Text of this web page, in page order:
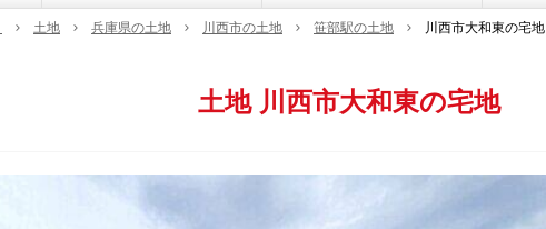
土地 兵庫県の土地 川西市の土地 笹部駅の土地 川西市大和東の宅地
土地 川西市大和東の宅地